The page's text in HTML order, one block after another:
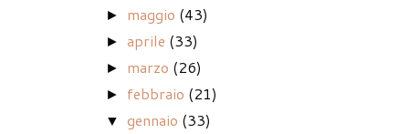
► maggio (43)
►aprile (33)
► marzo (26)
► febbraio (21)
▼ gennaio (33)